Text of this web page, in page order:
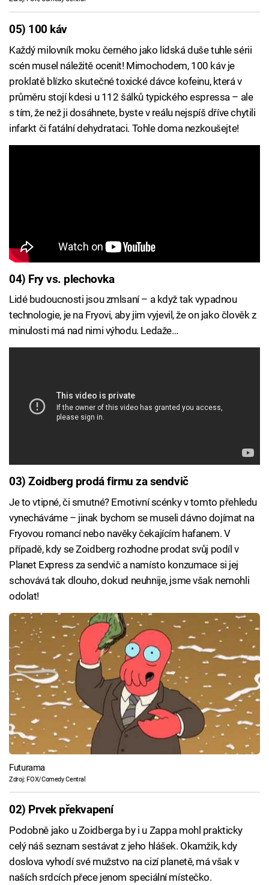
05) 100 káv
Každý milovník moku černého jako lidská duše tuhle sérii
scén musel náležitě ocenit! Mimochodem, 100 káv je
proklatě blízko skutečné toxické dávce kofeinu, která v
průměru stojí kdesi u 112 šálků typického espressa – ale
s tím, že než ji dosáhnete, byste v reálu nejspíš dříve chytili
infarkt či fatální dehydrataci. Tohle doma nezkoušejte!
04) Fry vs. plechovka
Lidé budoucnosti jsou zmlsaní – a když tak vypadnou
technologie, je na Fryovi, aby jim vyjevil, že on jako člověk z
minulosti má nad nimi výhodu. Ledaže…
03) Zoidberg prodá firmu za sendvič
Je to vtipné, či smutné? Emotivní scénky v tomto přehledu
vynecháváme – jinak bychom se museli dávno dojímat na
Fryovou romancí nebo navěky čekajícím hafanem. V
případě, kdy se Zoidberg rozhodne prodat svůj podíl v
Planet Express za sendvič a namísto konzumace si jej
schovává tak dlouho, dokud neuhnije, jsme však nemohli
odolat!
Futurama
Zdroj: FOX/Comedy Central
02) Prvek překvapení
Podobně jako u Zoidberga by i u Zappa mohl prakticky
celý náš seznam sestávat z jeho hlášek. Okamžik, kdy
doslova vyhodí své mužstvo na cizí planetě, má však v
naších srdcích přece jenom speciální místečko.